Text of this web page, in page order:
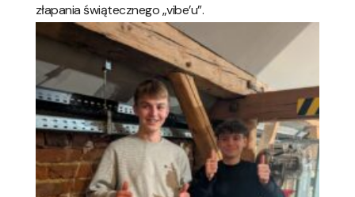
złapania świątecznego „vibe’u”.